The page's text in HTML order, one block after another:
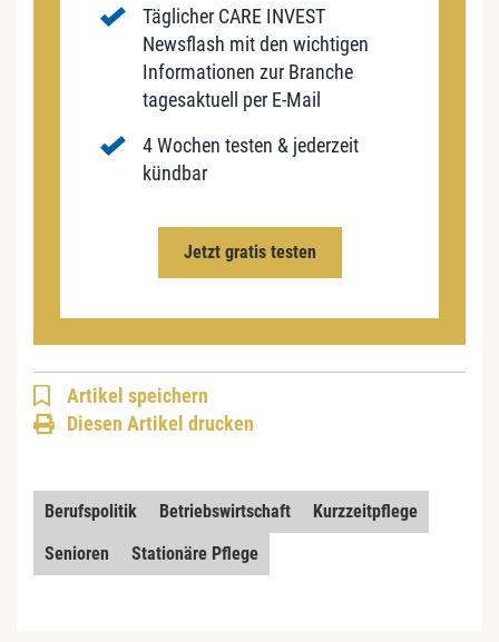
Täglicher CARE INVEST
Newsflash mit den wichtigen
Informationen zur Branche
tagesaktuell per E-Mail
4 Wochen testen & jederzeit
kündbar
Jetzt gratis testen
Artikel speichern
Diesen Artikel drucken
Berufspolitik Betriebswirtschaft
Kurzzeitpflege
Senioren
Stationäre Pflege